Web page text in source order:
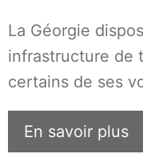
La Géorgie
infrastructure de
certains de ses
En savoir plus